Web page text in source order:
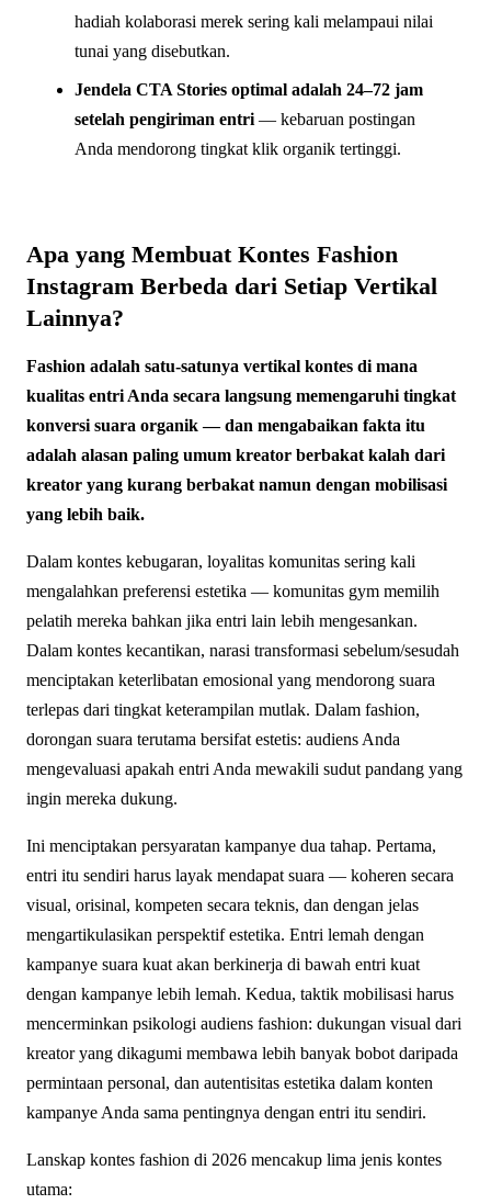
hadiah kolaborasi merek sering kali melampaui nilai
tunai yang disebutkan.
Jendela CTA Stories optimal adalah 24–72 jam
setelah pengiriman entri — kebaruan postingan
Anda mendorong tingkat klik organik tertinggi.
Apa yang Membuat Kontes Fashion
Instagram Berbeda dari Setiap Vertikal
Lainnya?
Fashion adalah satu-satunya vertikal kontes di mana
kualitas entri Anda secara langsung memengaruhi tingkat
konversi suara organik — dan mengabaikan fakta itu
adalah alasan paling umum kreator berbakat kalah dari
kreator yang kurang berbakat namun dengan mobilisasi
yang lebih baik.
Dalam kontes kebugaran, loyalitas komunitas sering kali
mengalahkan preferensi estetika — komunitas gym memilih
pelatih mereka bahkan jika entri lain lebih mengesankan.
Dalam kontes kecantikan, narasi transformasi sebelum/sesudah
menciptakan keterlibatan emosional yang mendorong suara
terlepas dari tingkat keterampilan mutlak. Dalam fashion,
dorongan suara terutama bersifat estetis: audiens Anda
mengevaluasi apakah entri Anda mewakili sudut pandang yang
ingin mereka dukung.
Ini menciptakan persyaratan kampanye dua tahap. Pertama,
entri itu sendiri harus layak mendapat suara — koheren secara
visual, orisinal, kompeten secara teknis, dan dengan jelas
mengartikulasikan perspektif estetika. Entri lemah dengan
kampanye suara kuat akan berkinerja di bawah entri kuat
dengan kampanye lebih lemah. Kedua, taktik mobilisasi harus
mencerminkan psikologi audiens fashion: dukungan visual dari
kreator yang dikagumi membawa lebih banyak bobot daripada
permintaan personal, dan autentisitas estetika dalam konten
kampanye Anda sama pentingnya dengan entri itu sendiri.
Lanskap kontes fashion di 2026 mencakup lima jenis kontes
utama: